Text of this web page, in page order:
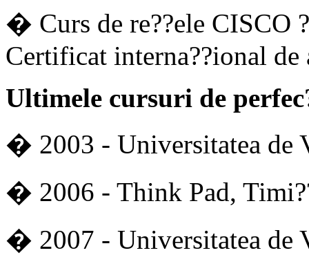
� Curs de re??ele CISCO
Certificat interna??ional de
Ultimele cursuri de
� 2003 - Universitatea de
� 2006 - Think Pad,
� 2007 - Universitatea de